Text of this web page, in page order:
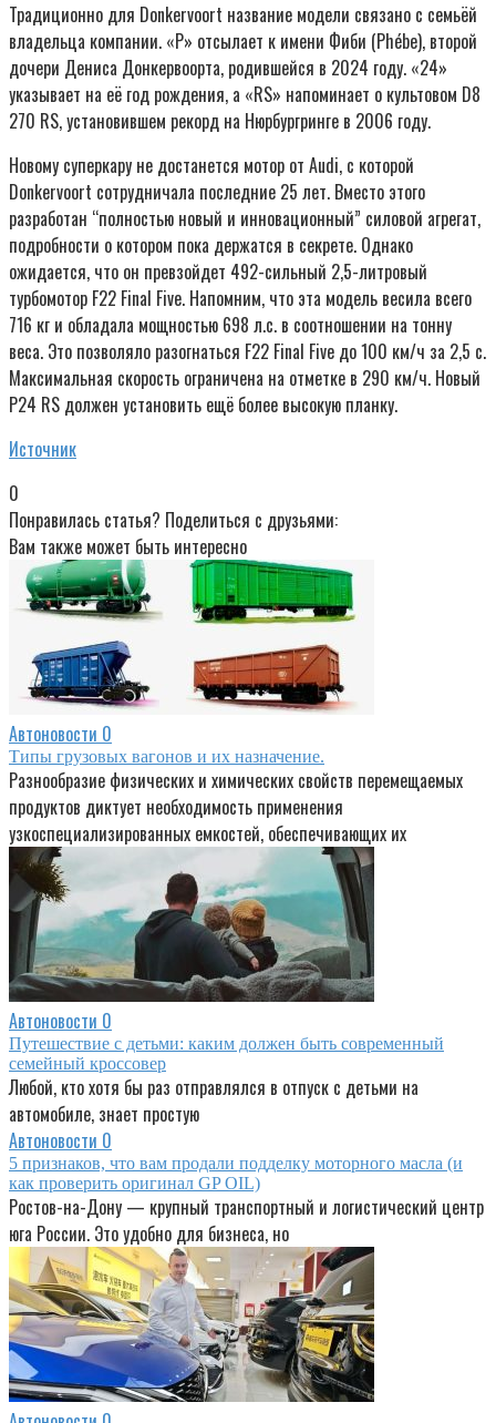
Традиционно для Donkervoort название модели связано с семьёй
владельца компании. «P» отсылает к имени Фиби (Phébe), второй
дочери Дениса Донкервоорта, родившейся в 2024 году. «24»
указывает на её год рождения, а «RS» напоминает о культовом D8
270 RS, установившем рекорд на Нюрбургринге в 2006 году.
Новому суперкару не достанется мотор от Audi, с которой
Donkervoort сотрудничала последние 25 лет. Вместо этого
разработан “полностью новый и инновационный” силовой агрегат,
подробности о котором пока держатся в секрете. Однако
ожидается, что он превзойдет 492-сильный 2,5-литровый
турбомотор F22 Final Five. Напомним, что эта модель весила всего
716 кг и обладала мощностью 698 л.с. в соотношении на тонну
веса. Это позволяло разогнаться F22 Final Five до 100 км/ч за 2,5 с.
Максимальная скорость ограничена на отметке в 290 км/ч. Новый
P24 RS должен установить ещё более высокую планку.
Источник
0
Понравилась статья? Поделиться с друзьями:
Вам также может быть интересно
Автоновости 0
Типы грузовых вагонов и их назначение.
Разнообразие физических и химических свойств перемещаемых
продуктов диктует необходимость применения
узкоспециализированных емкостей, обеспечивающих их
Автоновости 0
Путешествие с детьми: каким должен быть современный
семейный кроссовер
Любой, кто хотя бы раз отправлялся в отпуск с детьми на
автомобиле, знает простую
Автоновости 0
5 признаков, что вам продали подделку моторного масла (и
как проверить оригинал GP OIL)
Ростов-на-Дону — крупный транспортный и логистический центр
юга России. Это удобно для бизнеса, но